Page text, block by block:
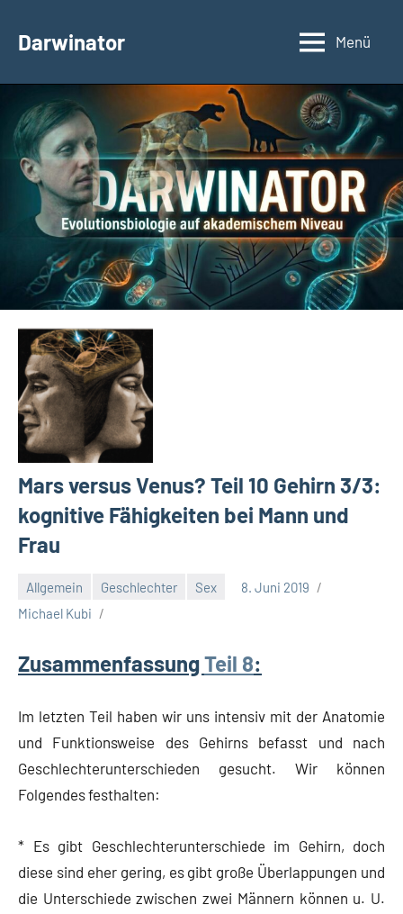
InhaltDarwinator
Evolutionsbiologie
Menü
Mars versus Venus? Teil 10 Gehirn 3/3:
kognitive Fähigkeiten bei Mann und
Frau
Allgemein Geschlechter Sex
8. Juni 2019
Michael Kubi
ZusammenfassungTeil 8:
Im letzten Teil haben wir uns intensiv mit der Anatomie
und Funktionsweise des Gehirns befasst und nach
Geschlechterunterschieden gesucht. Wir können
Folgendes festhalten:
* Es gibt Geschlechterunterschiede im Gehirn, doch
diese sind eher gering, es gibt große Überlappungen und
die Unterschiede zwischen zwei Männern können u. U.